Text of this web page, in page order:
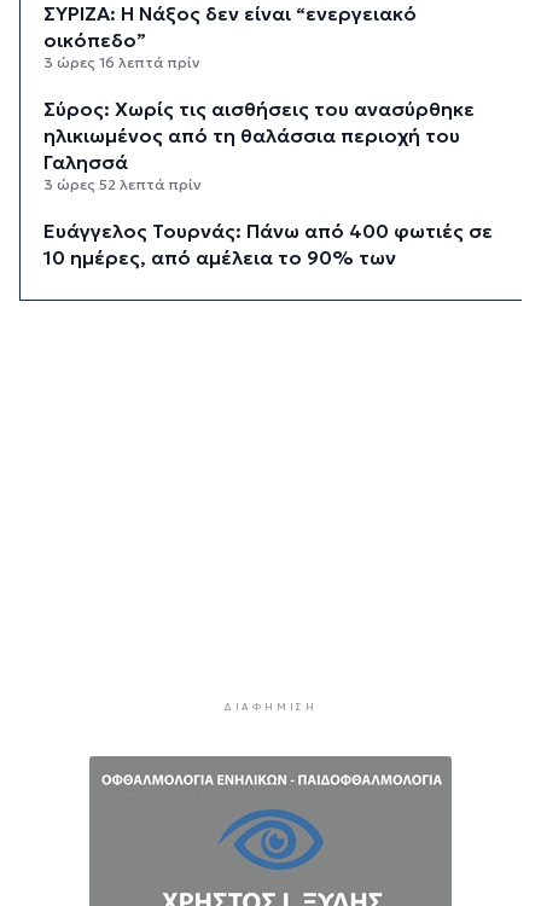
ΣΥΡΙΖΑ: Η Νάξος δεν είναι “ενεργειακό
οικόπεδο”
3 ώρες 16 λεπτά πρίν
Σύρος: Χωρίς τις αισθήσεις του ανασύρθηκε
ηλικιωμένος από τη θαλάσσια περιοχή του
Γαλησσά
3 ώρες 52 λεπτά πρίν
Ευάγγελος Τουρνάς: Πάνω από 400 φωτιές σε
10 ημέρες, από αμέλεια το 90% των
4 ώρες 14 λεπτά πρίν
Αντισφαίρισης στο Πανελλήνιο Πρωτάθλημα
6 ώρες 20 λεπτά πρίν
ΔΙΑΦΉΜΙΣΗ